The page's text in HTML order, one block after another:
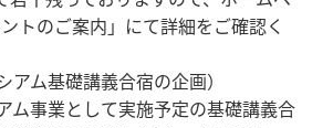
トのご案内」にて詳細をご確認く
アム基礎講義合宿の企画）
ム事業として実施予定の基礎講義合